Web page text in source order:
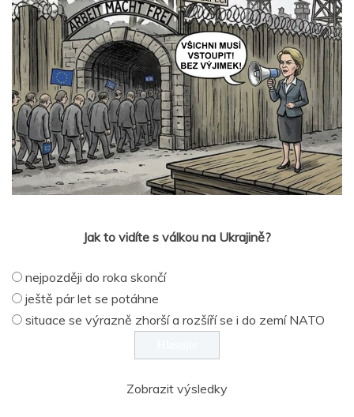
Jak to vidíte s válkou na Ukrajině?
nejpozději do roka skončí
ještě pár let se potáhne
situace se výrazně zhorší a rozšíří se i do zemí NATO
Zobrazit výsledky